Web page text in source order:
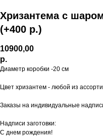
Хризантема с
(+400 р.)
10900,00
р.
Диаметр коробки -20 см
Цвет хризантем - любой из
Заказы на индивидуальные
Надписи заготовки:
С днем рождения!